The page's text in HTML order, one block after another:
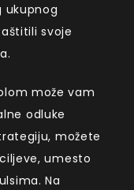
ukupnog
svoje
može vam
odluke
možete
umesto
Na